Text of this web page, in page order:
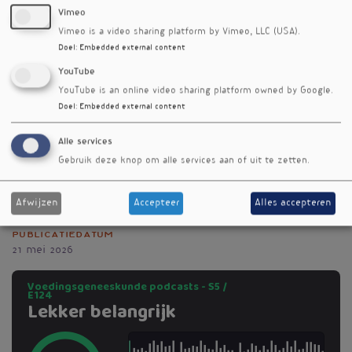
Voedingsgeneeskunde
podcastaflevering bespreken Ger en Mara
Ruijter een aantal hoofdstukken en waarom
nuance over voeding zo belangrijk is.
Op 29 mei tijdens VGBC-2026 zal het boekje
officieel gepresenteerd worden en is het te
te bestellen via:
tot-z/
Auteur
Ger Rijkers
Publicatiedatum
21 mei 2026
Vimeo
Vimeo is a video sharing platform by Vimeo, LLC (USA).
Doel : Embedded external content
YouTube
YouTube is an online video sharing platform owned by Google.
Doel : Embedded external content
Alle services
Gebruik deze knop om alle services aan of uit te zetten.
Afwijzen Accepteer Alles accepteren